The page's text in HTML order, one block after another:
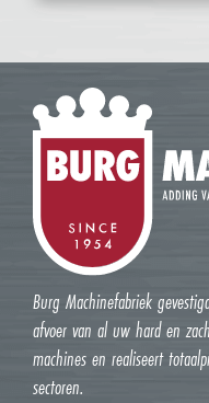
Burg Machinefabriek
afvoer van al uw hard en
machines en realiseert
sectoren.